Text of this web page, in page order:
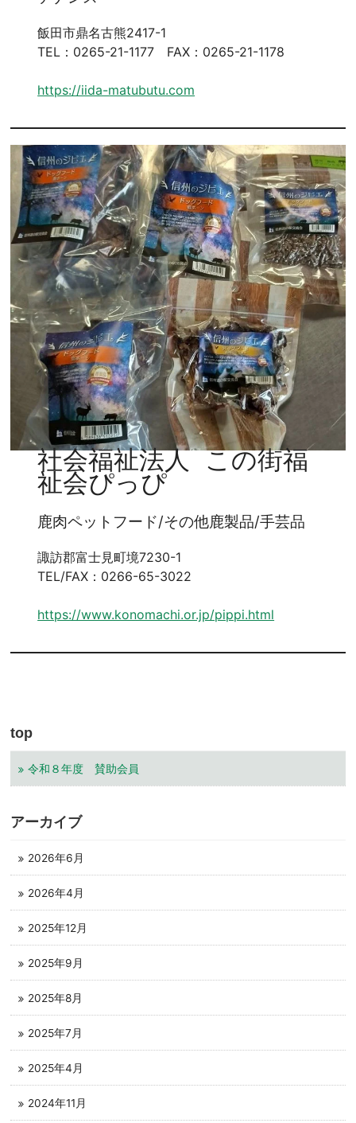
飯田市鼎名古熊2417-1
TEL：0265-21-1177 FAX：0265-21-1178
https://iida-matubutu.com
社会福祉法人 この街福
祉会ぴっぴ
鹿肉ペットフード/その他鹿製品/手芸品
諏訪郡富士見町境7230-1
TEL/FAX：0266-65-3022
https://www.konomachi.or.jp/pippi.html
top
令和８年度 賛助会員
アーカイブ
2026年6月
2026年4月
2025年12月
2025年9月
2025年8月
2025年7月
2025年4月
2024年11月